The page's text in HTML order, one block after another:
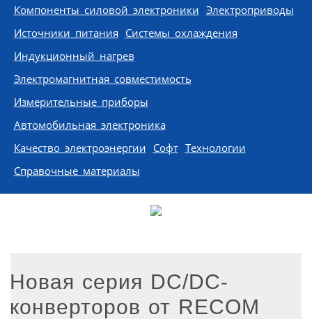
Компоненты силовой электроники Электроприводы
Источники питания Системы охлаждения
Индукционный нагрев
Электромагнитная совместимость
Измерительные приборы
Автомобильная электроника
Качество электроэнергии Софт Технологии
Справочные материалы
Новая серия DC/DC-
конверторов от RECOM